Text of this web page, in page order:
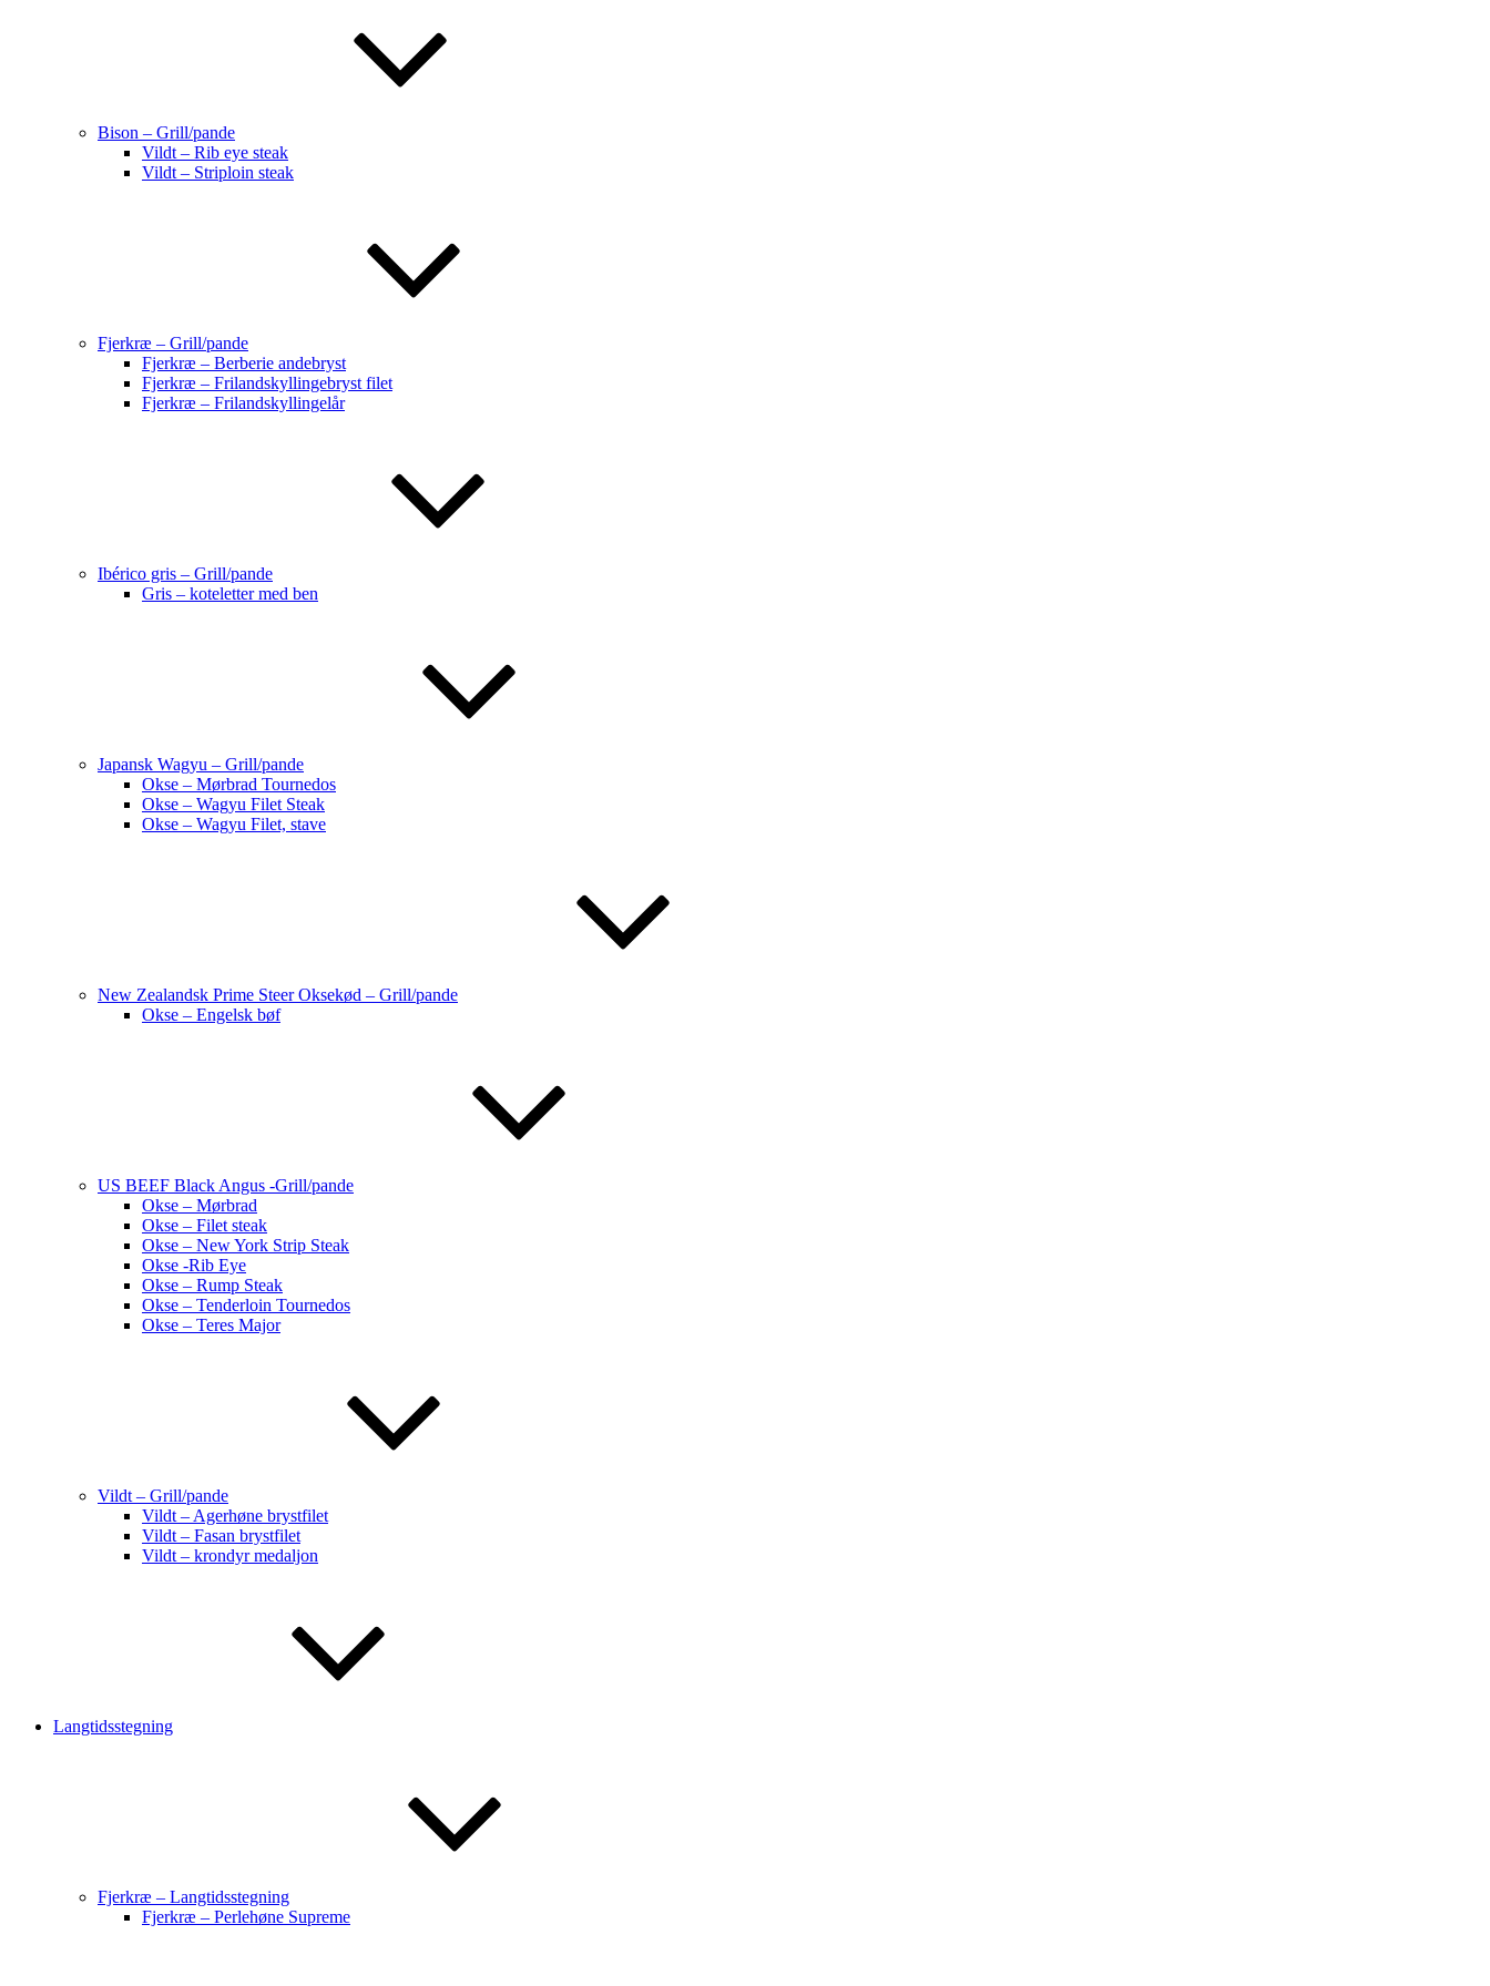
Bison – Grill/pande
Vildt – Rib eye steak
Vildt – Striploin steak
Fjerkræ – Grill/pande
Fjerkræ – Berberie andebryst
Fjerkræ – Frilandskyllingebryst filet
Fjerkræ – Frilandskyllingelår
Ibérico gris – Grill/pande
Gris – koteletter med ben
Japansk Wagyu – Grill/pande
Okse – Mørbrad Tournedos
Okse – Wagyu Filet Steak
Okse – Wagyu Filet, stave
New Zealandsk Prime Steer Oksekød – Grill/pande
Okse – Engelsk bøf
US BEEF Black Angus -Grill/pande
Okse – Mørbrad
Okse – Filet steak
Okse – New York Strip Steak
Okse -Rib Eye
Okse – Rump Steak
Okse – Tenderloin Tournedos
Okse – Teres Major
Vildt – Grill/pande
Vildt – Agerhøne brystfilet
Vildt – Fasan brystfilet
Vildt – krondyr medaljon
Langtidsstegning
Fjerkræ – Langtidsstegning
Fjerkræ – Perlehøne Supreme